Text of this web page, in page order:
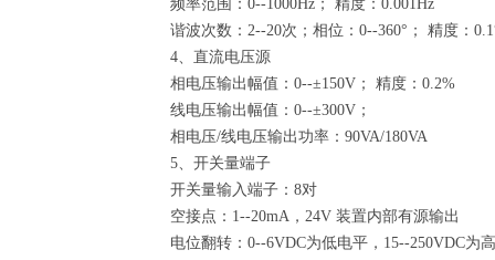
频率范围：0--1000Hz； 精度：0.001Hz
谐波次数：2--20次；相位：0--360°； 精度：
4、直流电压源
相电压输出幅值：0--±150V； 精度：0.2%
线电压输出幅值：0--±300V；
相电压/线电压输出功率：90VA/180VA
5、开关量端子
开关量输入端子：8对
空接点：1--20mA，24V 装置内部有源输出
电位翻转：0--6VDC为低电平，15--250VDC为